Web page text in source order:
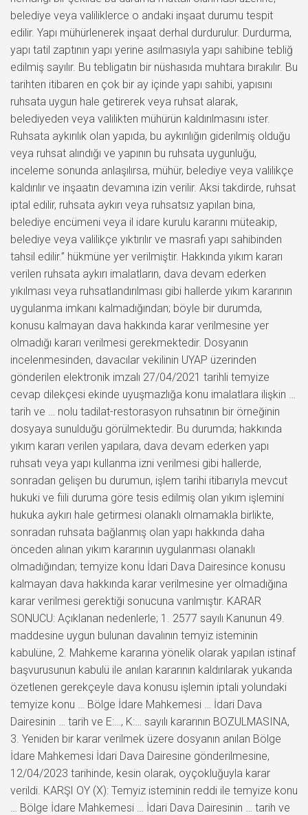
belediye veya valiliklerce o andaki inşaat durumu tespit
edilir. Yapı mühürlenerek inşaat derhal durdurulur. Durdurma,
yapı tatil zaptının yapı yerine asılmasıyla yapı sahibine tebliğ
edilmiş sayılır. Bu tebligatın bir nüshasıda muhtara bırakılır. Bu
tarihten itibaren en çok bir ay içinde yapı sahibi, yapısını
ruhsata uygun hale getirerek veya ruhsat alarak,
belediyeden veya valilikten mühürün kaldırılmasını ister.
Ruhsata aykırılık olan yapıda, bu aykırılığın giderilmiş olduğu
veya ruhsat alındığı ve yapının bu ruhsata uygunluğu,
inceleme sonunda anlaşılırsa, mühür, belediye veya valilikçe
kaldırılır ve inşaatın devamına izin verilir. Aksi takdirde, ruhsat
iptal edilir, ruhsata aykırı veya ruhsatsız yapılan bina,
belediye encümeni veya il idare kurulu kararını müteakip,
belediye veya valilikçe yıktırılır ve masrafı yapı sahibinden
tahsil edilir.” hükmüne yer verilmiştir. Hakkında yıkım kararı
verilen ruhsata aykırı imalatların, dava devam ederken
yıkılması veya ruhsatlandırılması gibi hallerde yıkım kararının
uygulanma imkanı kalmadığından; böyle bir durumda,
konusu kalmayan dava hakkında karar verilmesine yer
olmadığı kararı verilmesi gerekmektedir. Dosyanın
incelenmesinden, davacılar vekilinin UYAP üzerinden
gönderilen elektronik imzalı 27/04/2021 tarihli temyize
cevap dilekçesi ekinde uyuşmazlığa konu imalatlara ilişkin …
tarih ve … nolu tadilat-restorasyon ruhsatının bir örneğinin
dosyaya sunulduğu görülmektedir. Bu durumda; hakkında
yıkım kararı verilen yapılara, dava devam ederken yapı
ruhsatı veya yapı kullanma izni verilmesi gibi hallerde,
sonradan gelişen bu durumun, işlem tarihi itibarıyla mevcut
hukuki ve fiili duruma göre tesis edilmiş olan yıkım işlemini
hukuka aykırı hale getirmesi olanaklı olmamakla birlikte,
sonradan ruhsata bağlanmış olan yapı hakkında daha
önceden alınan yıkım kararının uygulanması olanaklı
olmadığından; temyize konu İdari Dava Dairesince konusu
kalmayan dava hakkında karar verilmesine yer olmadığına
karar verilmesi gerektiği sonucuna varılmıştır. KARAR
SONUCU: Açıklanan nedenlerle; 1. 2577 sayılı Kanunun 49.
maddesine uygun bulunan davalının temyiz isteminin
kabulüne, 2. Mahkeme kararına yönelik olarak yapılan istinaf
başvurusunun kabulü ile anılan kararının kaldırılarak yukarıda
özetlenen gerekçeyle dava konusu işlemin iptali yolundaki
temyize konu … Bölge İdare Mahkemesi … İdari Dava
Dairesinin … tarih ve E:…, K:… sayılı kararının BOZULMASINA,
3. Yeniden bir karar verilmek üzere dosyanın anılan Bölge
İdare Mahkemesi İdari Dava Dairesine gönderilmesine,
12/04/2023 tarihinde, kesin olarak, oyçokluğuyla karar
verildi. KARŞI OY (X): Temyiz isteminin reddi ile temyize konu
… Bölge İdare Mahkemesi … İdari Dava Dairesinin … tarih ve